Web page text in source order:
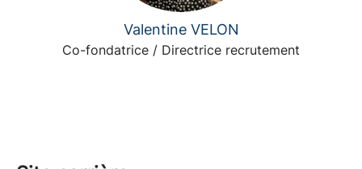
Valentine VELON
Co-fondatrice / Directrice recrutement